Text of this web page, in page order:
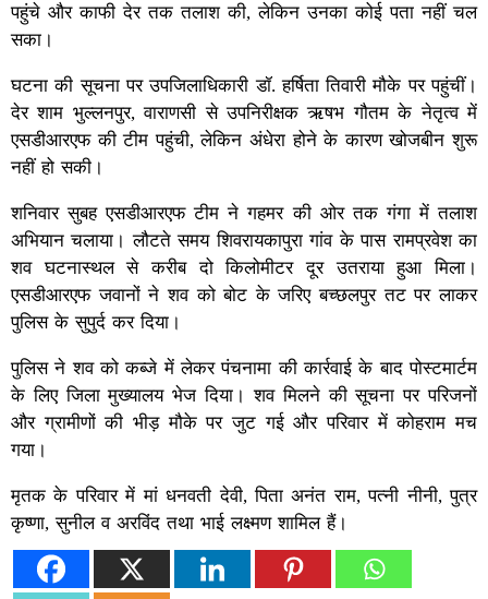
पहुंचे और काफी देर तक तलाश की, लेकिन उनका कोई पता नहीं चल
सका।
घटना की सूचना पर उपजिलाधिकारी डॉ. हर्षिता तिवारी मौके पर पहुंचीं।
देर शाम भुल्लनपुर, वाराणसी से उपनिरीक्षक ऋषभ गौतम के नेतृत्व में
एसडीआरएफ की टीम पहुंची, लेकिन अंधेरा होने के कारण खोजबीन शुरू
नहीं हो सकी।
शनिवार सुबह एसडीआरएफ टीम ने गहमर की ओर तक गंगा में तलाश
अभियान चलाया। लौटते समय शिवरायकापुरा गांव के पास रामप्रवेश का
शव घटनास्थल से करीब दो किलोमीटर दूर उतराया हुआ मिला।
एसडीआरएफ जवानों ने शव को बोट के जरिए बच्छलपुर तट पर लाकर
पुलिस के सुपुर्द कर दिया।
पुलिस ने शव को कब्जे में लेकर पंचनामा की कार्रवाई के बाद पोस्टमार्टम
के लिए जिला मुख्यालय भेज दिया। शव मिलने की सूचना पर परिजनों
और ग्रामीणों की भीड़ मौके पर जुट गई और परिवार में कोहराम मच
गया।
मृतक के परिवार में मां धनवती देवी, पिता अनंत राम, पत्नी नीनी, पुत्र
कृष्णा, सुनील व अरविंद तथा भाई लक्ष्मण शामिल हैं।